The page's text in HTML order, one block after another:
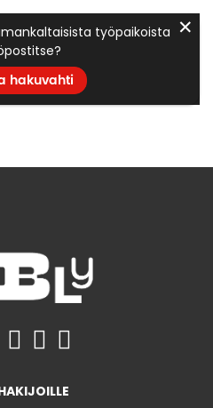
työpaikoista
hakuvahti
✕